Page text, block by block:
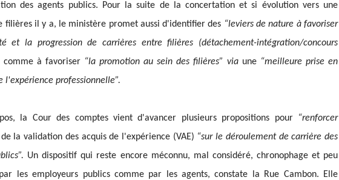
des agents publics. Pour la suite de la concertation et si évolution vers une
filières il y a, le ministère promet aussi d'identifier des “leviers de nature à favoriser
et la progression de carrières entre filières (détachement-intégration/concours
comme à favoriser “la promotion au sein des filières” via une “meilleure prise en
l'expérience professionnelle”.
la Cour des comptes vient d'avancer plusieurs propositions pour
“renforcer
de la validation des acquis de l'expérience (VAE) “sur le déroulement de carrière des
Un dispositif qui reste encore méconnu, mal considéré, chronophage et peu
les employeurs publics comme par les agents, constate la Rue Cambon. Elle